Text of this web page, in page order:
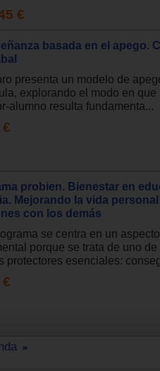
€
basada en el apego.
presenta un modelo de
explorando el modo en
alumno resulta fundamenta...
€
probien. Bienestar en
Mejorando la vida
con los demás
se centra en un
porque se trata de uno de
protectores esenciales:
€